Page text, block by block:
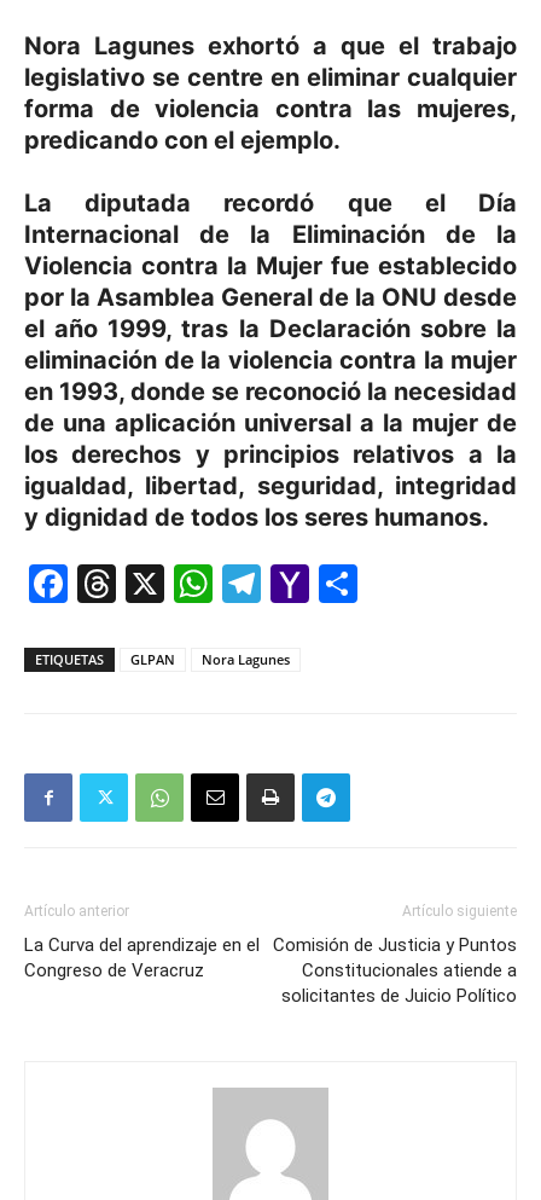
Nora Lagunes exhortó a que el trabajo
legislativo se centre en eliminar cualquier
forma de violencia contra las mujeres,
predicando con el ejemplo.
La diputada recordó que el Día
Internacional de la Eliminación de la
Violencia contra la Mujer fue establecido
por la Asamblea General de la ONU desde
el año 1999, tras la Declaración sobre la
eliminación de la violencia contra la mujer
en 1993, donde se reconoció la necesidad
de una aplicación universal a la mujer de
los derechos y principios relativos a la
igualdad, libertad, seguridad, integridad
y dignidad de todos los seres humanos.
Facebook
Threads
X WhatsApp
Telegram
Yahoo
ETIQUETAS GLPAN Nora Lagunes
Artículo anterior
La Curva del aprendizaje en el
Congreso de Veracruz
Artículo siguiente
Comisión de Justicia y Puntos
Constitucionales atiende a
solicitantes de Juicio Político